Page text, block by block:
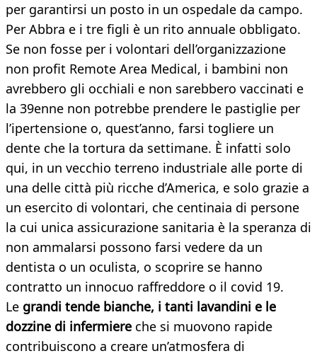
per garantirsi un posto in un ospedale da campo.
Per Abbra e i tre figli è un rito annuale obbligato.
Se non fosse per i volontari dell’organizzazione
non profit Remote Area Medical, i bambini non
avrebbero gli occhiali e non sarebbero vaccinati e
la 39enne non potrebbe prendere le pastiglie per
l’ipertensione o, quest’anno, farsi togliere un
dente che la tortura da settimane. È infatti solo
qui, in un vecchio terreno industriale alle porte di
una delle città più ricche d’America, e solo grazie a
un esercito di volontari, che centinaia di persone
la cui unica assicurazione sanitaria è la speranza di
non ammalarsi possono farsi vedere da un
dentista o un oculista, o scoprire se hanno
contratto un innocuo raffreddore o il covid 19.
Le grandi tende bianche, i tanti lavandini e le
dozzine di infermiere che si muovono rapide
contribuiscono a creare un’atmosfera di